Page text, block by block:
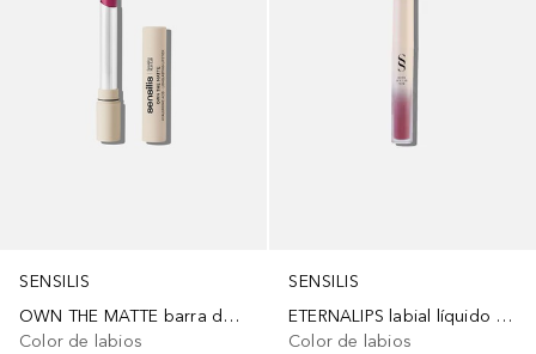
SENSILIS
OWN THE MATTE barra de Labios de larga duración
Color de labios
SENSILIS
ETERNALIPS labial líquido mate
Color de labios